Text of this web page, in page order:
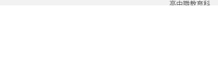
高中職教育科